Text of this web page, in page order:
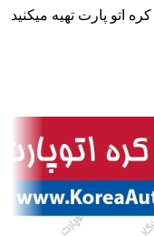
اتو پارت تهیه میکنید